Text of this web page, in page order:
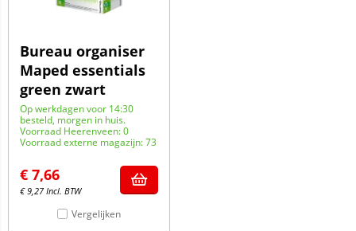
Bureau organiser
Maped essentials
green zwart
Op werkdagen voor 14:30
besteld, morgen in huis.
Voorraad Heerenveen: 0
Voorraad externe magazijn: 73
€ 7,66
€9,27 Incl. BTW
Vergelijken